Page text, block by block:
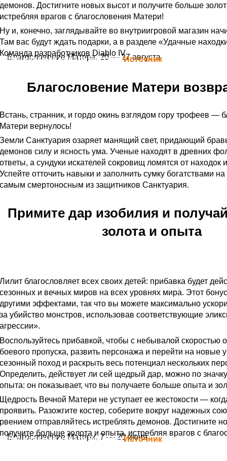
демонов. Достигните новых высот и получите больше
истребляя врагов с благословения Матери!
Ну и, конечно, заглядывайте во внутриигровой магазин
Там вас будут ждать подарки, а в разделе «Удачные
Команда разработчиков Diablo IV
Благословение Матери, 20 — 27 августа
Официальная цитата Blizzard (Источник
Благословение Матери
Встань, странник, и гордо окинь взглядом гору трофеев —
Матери вернулось!
Земли Санктуария озаряет манящий свет, придающий
демонов силу и ясность ума. Ученые находят в древних
ответы, а сундуки искателей сокровищ ломятся от находок
Успейте отточить навыки и заполнить сумку богатствами
самым смертоносным из защитников Санктуария.
Примите дар изобилия и
золота и опыта
Лилит благословляет всех своих детей: прибавка будет
сезонных и вечных миров на всех уровнях мира. Этот
другими эффектами, так что вы можете максимально
за убийство монстров, использовав соответствующие
агрессии».
Воспользуйтесь прибавкой, чтобы с небывалой скоростью
боевого пропуска, развить персонажа и перейти на новые
сезонный поход и раскрыть весь потенциал нескольких
Определить, действует ли сей щедрый дар, можно по
опыта: он показывает, что вы получаете больше опыта и
Щедрость Вечной Матери не уступает ее жестокости —
проявить. Разожгите костер, соберите вокруг надежных
рвением отправляйтесь истреблять демонов. Достигните
получите больше золота и опыта, истребляя врагов с
Благословение Матери, 7 — 20 июня
Официальная цитата Blizzard (Источник